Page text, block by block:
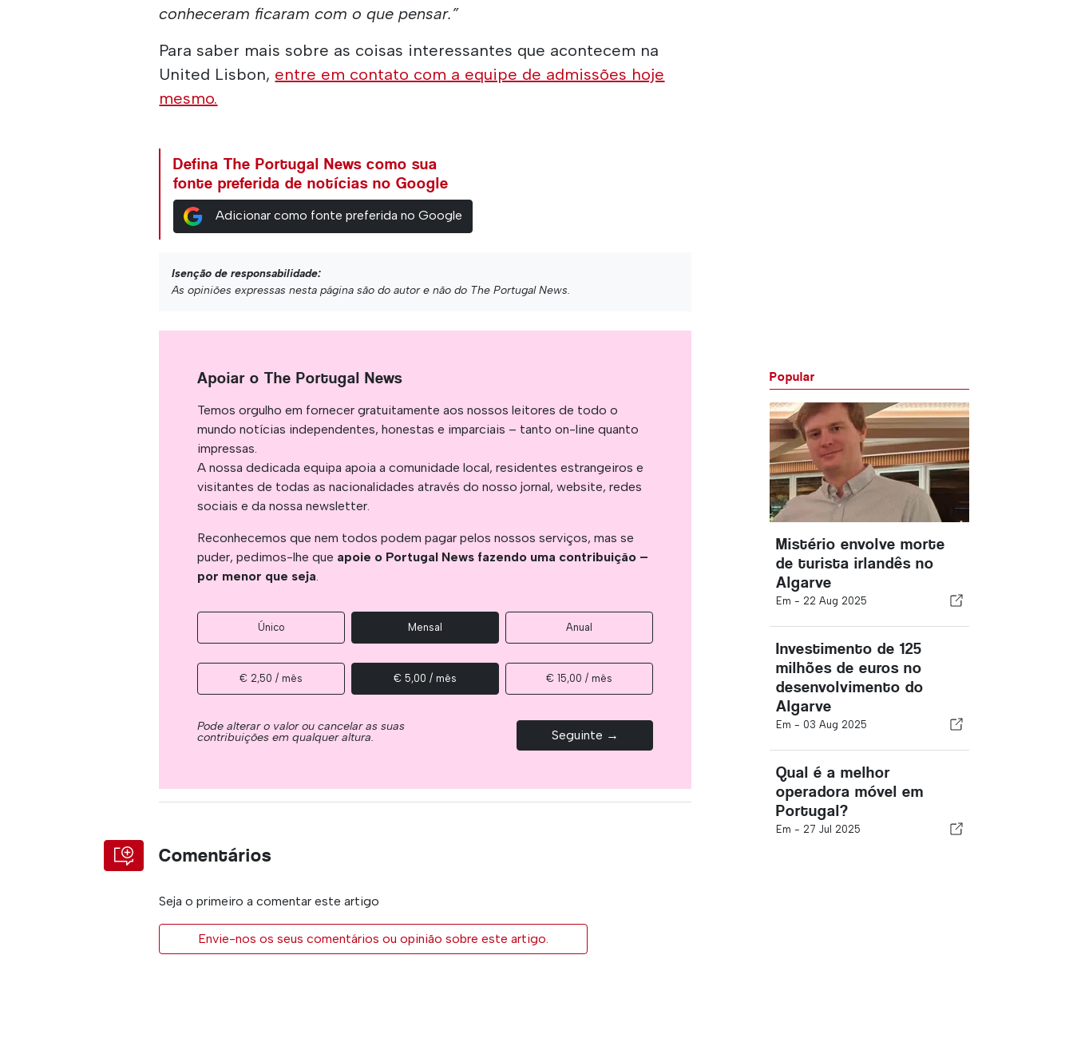
conheceram ficaram com o que pensar.”
Para saber mais sobre as coisas interessantes que acontecem na
United Lisbon, entre em contato com a equipe de admissões hoje
mesmo.
Defina The Portugal News como sua
fonte preferida de notícias no Google
Adicionar como fonte preferida no Google
Isenção de responsabilidade:
As opiniões expressas nesta página são do autor e não do The Portugal News.
Apoiar o The Portugal News
Temos orgulho em fornecer gratuitamente aos nossos leitores de todo o
mundo notícias independentes, honestas e imparciais – tanto on-line quanto
impressas.
A nossa dedicada equipa apoia a comunidade local, residentes estrangeiros e
visitantes de todas as nacionalidades através do nosso jornal, website, redes
sociais e da nossa newsletter.
Reconhecemos que nem todos podem pagar pelos nossos serviços, mas se
puder, pedimos-lhe que apoie o Portugal News fazendo uma contribuição –
por menor que seja.
Único Mensal Anual
€ 2,50 / mês € 5,00 / mês € 15,00 / mês
Pode alterar o valor ou cancelar as suas
contribuições em qualquer altura. Seguinte →
Comentários
Seja o primeiro a comentar este artigo
Envie-nos os seus comentários ou opinião sobre este artigo.
Popular
Mistério envolve morte
de turista irlandês no
Algarve
Em - 22 Aug 2025
Investimento de 125
milhões de euros no
desenvolvimento do
Algarve
Em - 03 Aug 2025
Qual é a melhor
operadora móvel em
Portugal?
Em - 27 Jul 2025